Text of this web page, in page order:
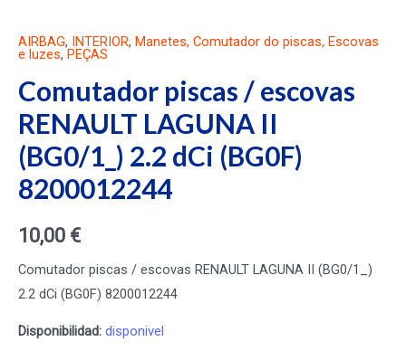
AIRBAG, INTERIOR, Manetes, Comutador do piscas, Escovas
e luzes, PEÇAS
Comutador piscas / escovas
RENAULT LAGUNA II
(BG0/1_) 2.2 dCi (BG0F)
8200012244
10,00 €
Comutador piscas / escovas RENAULT LAGUNA II (BG0/1_)
2.2 dCi (BG0F) 8200012244
Disponibilidad: disponivel